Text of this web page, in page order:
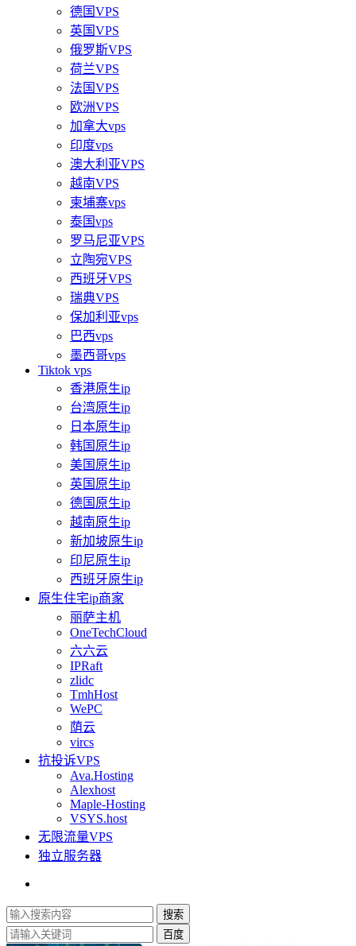
德国VPS
英国VPS
俄罗斯VPS
荷兰VPS
法国VPS
欧洲VPS
加拿大vps
印度vps
澳大利亚VPS
越南VPS
柬埔寨vps
泰国vps
罗马尼亚VPS
立陶宛VPS
西班牙VPS
瑞典VPS
保加利亚vps
巴西vps
墨西哥vps
Tiktok vps
香港原生ip
台湾原生ip
日本原生ip
韩国原生ip
美国原生ip
英国原生ip
德国原生ip
越南原生ip
新加坡原生ip
印尼原生ip
西班牙原生ip
原生住宅ip商家
丽萨主机
OneTechCloud
六六云
IPRaft
zlidc
TmhHost
WePC
荫云
vircs
抗投诉VPS
Ava.Hosting
Alexhost
Maple-Hosting
VSYS.host
无限流量VPS
独立服务器